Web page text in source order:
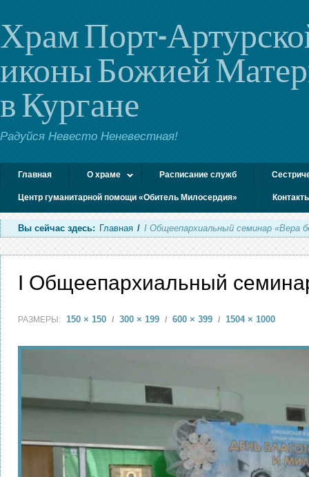
Храм Порт-
иконы Божией
в Кургане
Радуйся Невесто Неневестная!
Главная О храме Расписание служб
Центр гуманитарной помощи «Обитель Милосердия»
Вы сейчас здесь: Главная / I Общеепархиальный семинар «Вера
I Общеепархиальный
РАЗМЕРЫ: 150 × 150 / 300 × 199 / 600 × 399 / 1504 × 1000